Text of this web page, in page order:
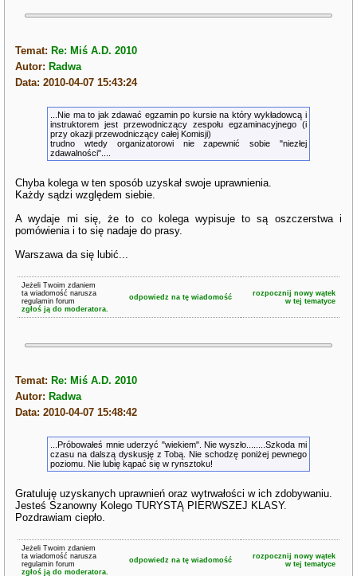
Temat: Re: Miś A.D. 2010
Autor: Radwa
Data: 2010-04-07 15:43:24
...Nie ma to jak zdawać egzamin po kursie na który wykładowcą i
instruktorem jest przewodniczący zespołu egzaminacyjnego (i
przy okazji przewodniczący całej Komisji)
trudno wtedy organizatorowi nie zapewnić sobie "niezłej
zdawalności"....
Chyba kolega w ten sposób uzyskał swoje uprawnienia.
Każdy sądzi względem siebie.
A wydaje mi się, że to co kolega wypisuje to są oszczerstwa i
pomówienia i to się nadaje do prasy.
Warszawa da się lubić...
Jeżeli Twoim zdaniem
ta wiadomość narusza
regulamin forum
zgłoś ją do moderatora.
odpowiedz na tę wiadomość
rozpocznij nowy wątek
w tej tematyce
Temat: Re: Miś A.D. 2010
Autor: Radwa
Data: 2010-04-07 15:48:42
...Próbowałeś mnie uderzyć "wiekiem". Nie wyszło........Szkoda mi
czasu na dalszą dyskusję z Tobą. Nie schodzę poniżej pewnego
poziomu. Nie lubię kąpać się w rynsztoku!
Gratuluję uzyskanych uprawnień oraz wytrwałości w ich zdobywaniu.
Jesteś Szanowny Kolego TURYSTĄ PIERWSZEJ KLASY.
Pozdrawiam ciepło.
Jeżeli Twoim zdaniem
ta wiadomość narusza
regulamin forum
zgłoś ją do moderatora.
odpowiedz na tę wiadomość
rozpocznij nowy wątek
w tej tematyce